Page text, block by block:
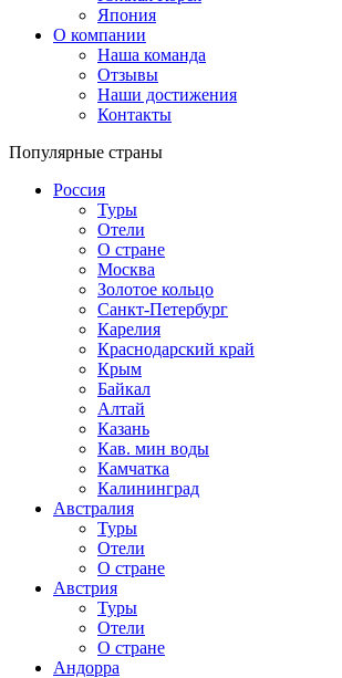
Япония
О компании
Наша команда
Отзывы
Наши достижения
Контакты
Популярные страны
Россия
Туры
Отели
О стране
Москва
Золотое кольцо
Санкт-Петербург
Карелия
Краснодарский край
Крым
Байкал
Алтай
Казань
Кав. мин воды
Камчатка
Калининград
Австралия
Туры
Отели
О стране
Австрия
Туры
Отели
О стране
Андорра